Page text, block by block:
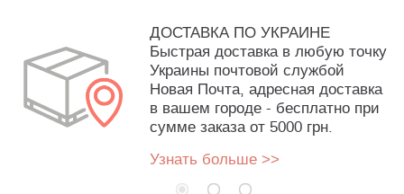
ДОСТАВКА ПО УКРАИНЕ
Быстрая доставка в любую точку
Украины почтовой службой
Новая Почта, адресная доставка
в вашем городе - бесплатно при
сумме заказа от 5000 грн.
Узнать больше >>